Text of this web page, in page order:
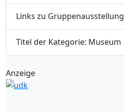
Links zu Gruppenausstellung
Titel der Kategorie: Museum
Anzeige